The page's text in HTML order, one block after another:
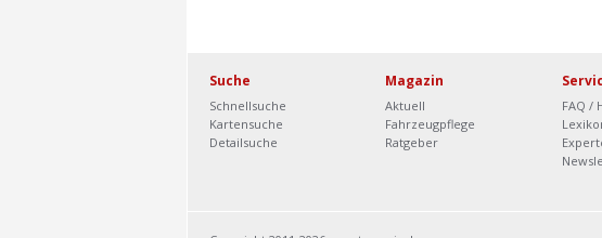
Suche
Schnellsuche
Kartensuche
Detailsuche
Magazin
Aktuell
Fahrzeugpflege
Ratgeber
FAQ /